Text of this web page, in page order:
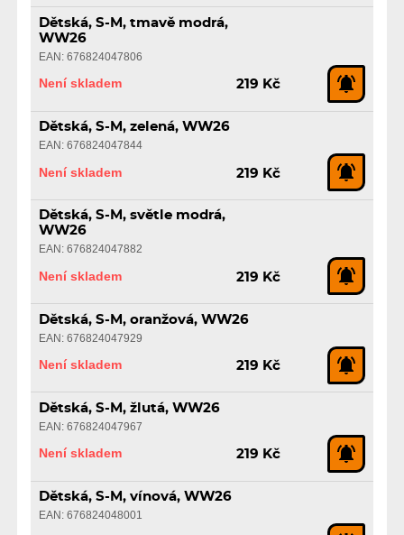
Dětská, S-M, tmavě modrá,
WW26
EAN: 676824047806
Není skladem 219 Kč
Dětská, S-M, zelená, WW26
EAN: 676824047844
Není skladem 219 Kč
Dětská, S-M, světle modrá,
WW26
EAN: 676824047882
Není skladem 219 Kč
Dětská, S-M, oranžová, WW26
EAN: 676824047929
Není skladem 219 Kč
Dětská, S-M, žlutá, WW26
EAN: 676824047967
Není skladem 219 Kč
Dětská, S-M, vínová, WW26
EAN: 676824048001